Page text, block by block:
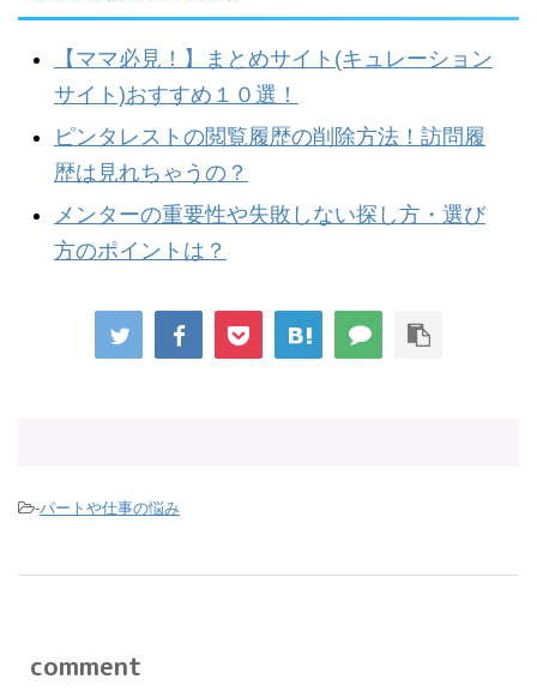
【ママ必見！】まとめサイト(キュレーション
サイト)おすすめ１０選！
ピンタレストの閲覧履歴の削除方法！訪問履
歴は見れちゃうの？
メンターの重要性や失敗しない探し方・選び
方のポイントは？
-パートや仕事の悩み
comment